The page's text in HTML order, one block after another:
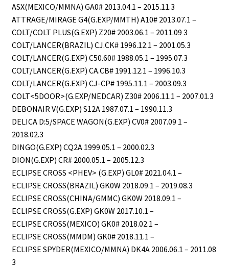
ASX(MEXICO/MMNA) GA0# 2013.04.1 – 2015.11.3
ATTRAGE/MIRAGE G4(G.EXP/MMTH) A10# 2013.07.1 –
COLT/COLT PLUS(G.EXP) Z20# 2003.06.1 – 2011.09 3
COLT/LANCER(BRAZIL) CJ.CK# 1996.12.1 – 2001.05.3
COLT/LANCER(G.EXP) C50.60# 1988.05.1 – 1995.07.3
СOLT/LANСER(G.EXP) CA.CB# 1991.12.1 – 1996.10.3
COLT/LANCER(G.EXP) CJ-CP# 1995.11.1 – 2003.09.3
COLT<5DOOR>(G.EXP/NEDCAR) Z30# 2006.11.1 – 2007.01.3
DEBONAIR V(G.EXP) S12A 1987.07.1 – 1990.11.3
DELICA D:5/SPACE WAGON(G.EXP) CV0# 2007.09 1 –
2018.02.3
DINGO(G.EXP) CQ2A 1999.05.1 – 2000.02.3
DION(G.EXP) CR# 2000.05.1 – 2005.12.3
ECLIPSE CROSS <PHEV> (G.EXP) GL0# 2021.04.1 –
ECLIPSE CROSS(BRAZIL) GK0W 2018.09.1 – 2019.08.3
ECLIPSE CROSS(CHINA/GMMC) GK0W 2018.09.1 –
ECLIPSE CROSS(G.EXP) GK0W 2017.10.1 –
ECLIPSE CROSS(MEXICO) GK0# 2018.02.1 –
ECLIPSE CROSS(MMDM) GK0# 2018.11.1 –
ECLIPSE SPYDER(MEXICO/MMNA) DK4A 2006.06.1 – 2011.08
3